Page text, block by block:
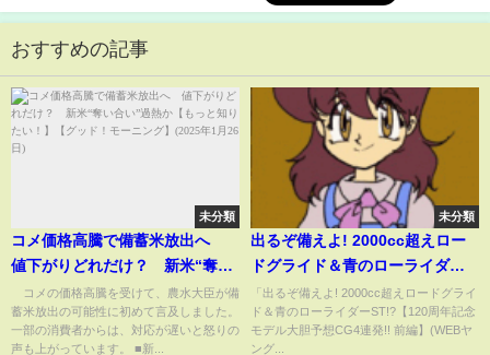
おすすめの記事
未分類
コメ価格高騰で備蓄米放出へ
値下がりどれだけ？ 新米“奪い
合い”過熱か【もっと知りた
い！】【グッド！モーニング】
(2025年1月26日)
コメの価格高騰を受けて、農水大臣が備
蓄米放出の可能性に初めて言及しました。
一部の消費者からは、対応が遅いと怒りの
声も上がっています。 ■新...
未分類
出るぞ備えよ! 2000cc超えロー
ドグライド＆青のローライダー
ST!?【120周年記念モデル大胆
予想CG4連発!! 前編】(WEBヤン
グマシン)
「出るぞ備えよ! 2000cc超えロードグライ
ド＆青のローライダーST!?【120周年記念
モデル大胆予想CG4連発!! 前編】(WEBヤ
ング...